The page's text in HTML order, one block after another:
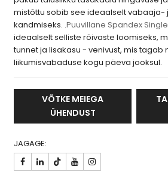
mistõttu sobib see ideaalselt vabaaja-
kandmiseks. .Puuvillane Spandex
ideaalselt selliste rõivaste loomiseks,
tunnet ja lisakasu - venivust, mis tagab
liikumisvabaduse kogu päeva jooksul.
VÕTKE MEIEGA
ÜHENDUST
JAGAGE:
